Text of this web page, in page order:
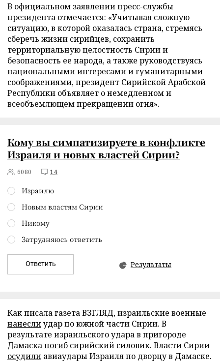
В официальном заявлении пресс-службы
президента отмечается: «Учитывая сложную
ситуацию, в которой оказалась страна, стремясь
сберечь жизни сирийцев, сохранить
территориальную целостность Сирии и
безопасность ее народа, а также руководствуясь
национальными интересами и гуманитарными
соображениями, президент Сирийской Арабской
Республики объявляет о немедленном и
всеобъемлющем прекращении огня».
Кому вы симпатизируете в конфликте
Израиля и новых властей Сирии?
6080 14
Израилю
Новым властям Сирии
Никому
Затрудняюсь ответить
Ответить Результаты
Как писала газета ВЗГЛЯД, израильские военные
нанеслиудар по южной части Сирии. В
результате израильского удара в пригороде
Дамаскапогиб сирийский силовик. Власти Сирии
осудили авиаудары Израиля по дворцу в Дамаске.